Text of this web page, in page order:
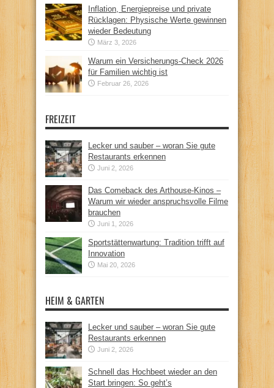
Inflation, Energiepreise und private
Rücklagen: Physische Werte gewinnen
wieder Bedeutung
März 3, 2026
Warum ein Versicherungs-Check 2026
für Familien wichtig ist
Februar 26, 2026
FREIZEIT
Lecker und sauber – woran Sie gute
Restaurants erkennen
Juni 2, 2026
Das Comeback des Arthouse-Kinos –
Warum wir wieder anspruchsvolle Filme
brauchen
Juni 1, 2026
Sportstättenwartung: Tradition trifft auf
Innovation
Mai 20, 2026
HEIM & GARTEN
Lecker und sauber – woran Sie gute
Restaurants erkennen
Juni 2, 2026
Schnell das Hochbeet wieder an den
Start bringen: So geht’s